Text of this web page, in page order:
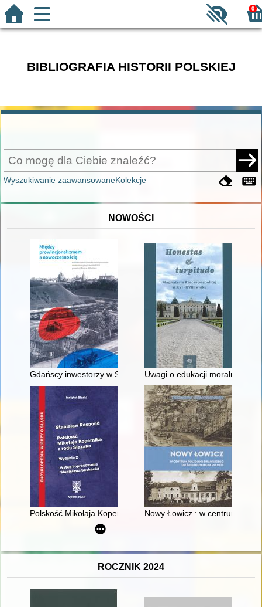
0
BIBLIOGRAFIA HISTORII POLSKIEJ
Wyszukiwanie zaawansowaneKolekcje
NOWOŚCI
Gdańscy inwestorzy w Sopocie : prestiż finansowy i
Uwagi o edukacji moralnej
Polskość Mikołaja Kopernika z rodu ŚlązakaNowy Łowicz : w centrum
ROCZNIK 2024